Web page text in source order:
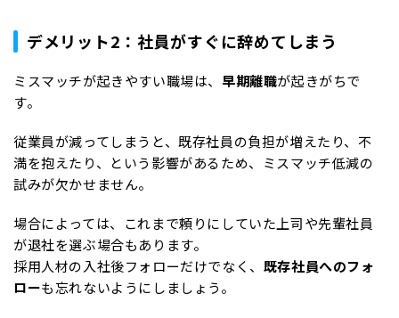
デメリット2：社員がすぐに辞めてしまう
ミスマッチが起きやすい職場は、 早期離職が起きがちで
す。
従業員が減ってしまうと、既存社員の負担が増えたり、不
満を抱えたり、という影響があるため、ミスマッチ低減の
試みが欠かせません。
場合によっては、これまで頼りにしていた上司や先輩社員
が退社を選ぶ場合もあります。
採用人材の入社後フォローだけでなく、 既存社員へのフォ
ローも忘れないようにしましょう。